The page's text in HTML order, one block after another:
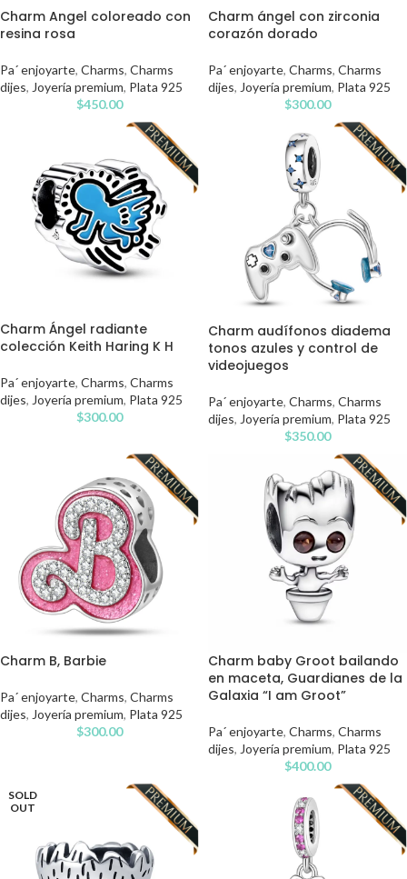
Charm Angel coloreado con
resina rosa
Pa´ enjoyarte, Charms, Charms
dijes, Joyería premium, Plata 925
$450.00
Charm ángel con zirconia
corazón dorado
Pa´ enjoyarte, Charms, Charms
dijes, Joyería premium, Plata 925
$300.00
Charm Ángel radiante
colección Keith Haring K H
Pa´ enjoyarte, Charms, Charms
dijes, Joyería premium, Plata 925
$300.00
Charm audífonos diadema
tonos azules y control de
videojuegos
Pa´ enjoyarte, Charms, Charms
dijes, Joyería premium, Plata 925
$350.00
Charm B, Barbie
Pa´ enjoyarte, Charms, Charms
dijes, Joyería premium, Plata 925
$300.00
Charm baby Groot bailando
en maceta, Guardianes de la
Galaxia “I am Groot”
Pa´ enjoyarte, Charms, Charms
dijes, Joyería premium, Plata 925
$400.00
SOLD
OUT